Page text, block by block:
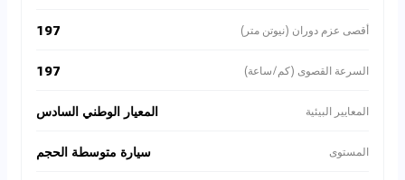
أقصى عزم دوران (نيوتن متر) 197
السرعة القصوى (كم/ساعة) 197
المعايير البيئية المعيار الوطني السادس
المستوى سيارة متوسطة الحجم